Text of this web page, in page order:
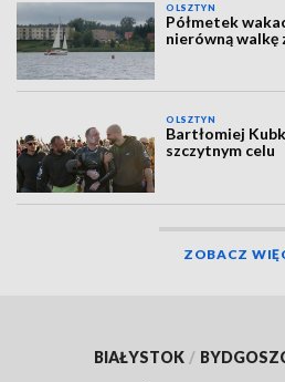
OLSZTYN
Półmetek
nierówną walkę
OLSZTYN
Bartłomiej
szczytnym celu
ZOBACZ
BIAŁYSTOK /